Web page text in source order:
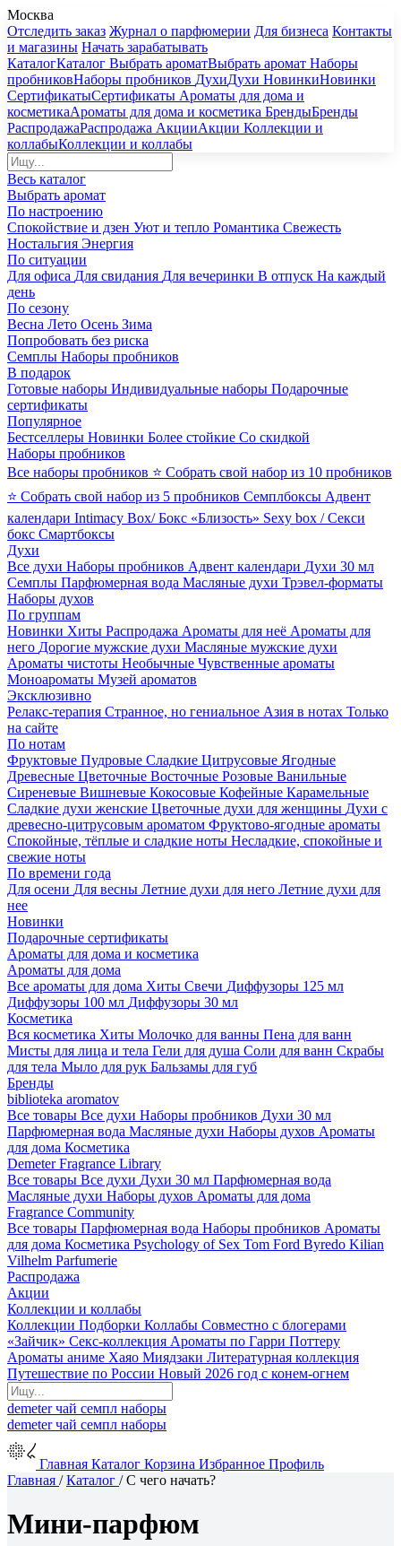
Москва
Отследить заказ Журнал о парфюмерии Для бизнеса Контакты
и магазины Начать зарабатывать
КаталогКаталог Выбрать ароматВыбрать аромат Наборы
пробниковНаборы пробников ДухиДухи НовинкиНовинки
СертификатыСертификаты Ароматы для дома и
косметикаАроматы для дома и косметика БрендыБренды
РаспродажаРаспродажа АкцииАкции Коллекции и
коллабыКоллекции и коллабы
Весь каталог
Выбрать аромат
По настроению
Спокойствие и дзен Уют и тепло Романтика Свежесть
Ностальгия Энергия
По ситуации
Для офиса Для свидания Для вечеринки В отпуск На каждый
день
По сезону
Весна Лето Осень Зима
Попробовать без риска
Семплы Наборы пробников
В подарок
Готовые наборы Индивидуальные наборы Подарочные
сертификаты
Популярное
Бестселлеры Новинки Более стойкие Со скидкой
Наборы пробников
Все наборы пробников ⭐ Собрать свой набор из 10 пробников
⭐ Собрать свой набор из 5 пробников Семплбоксы Адвент
календари Intimacy Box/ Бокс «Близость» Sexy box / Секси
бокс Смартбоксы
Духи
Все духи Наборы пробников Адвент календари Духи 30 мл
Семплы Парфюмерная вода Масляные духи Трэвел-форматы
Наборы духов
По группам
Новинки Хиты Распродажа Ароматы для неё Ароматы для
него Дорогие мужские духи Масляные мужские духи
Ароматы чистоты Необычные Чувственные ароматы
Моноароматы Музей ароматов
Эксклюзивно
Релакс-терапия Странное, но гениальное Азия в нотах Только
на сайте
По нотам
Фруктовые Пудровые Сладкие Цитрусовые Ягодные
Древесные Цветочные Восточные Розовые Ванильные
Сиреневые Вишневые Кокосовые Кофейные Карамельные
Сладкие духи женские Цветочные духи для женщины Духи с
древесно-цитрусовым ароматом Фруктово-ягодные ароматы
Спокойные, тёплые и сладкие ноты Несладкие, спокойные и
свежие ноты
По времени года
Для осени Для весны Летние духи для него Летние духи для
нее
Новинки
Подарочные сертификаты
Ароматы для дома и косметика
Ароматы для дома
Все ароматы для дома Хиты Свечи Диффузоры 125 мл
Диффузоры 100 мл Диффузоры 30 мл
Косметика
Вся косметика Хиты Молочко для ванны Пена для ванн
Мисты для лица и тела Гели для душа Соли для ванн Скрабы
для тела Мыло для рук Бальзамы для губ
Бренды
biblioteka aromatov
Все товары Все духи Наборы пробников Духи 30 мл
Парфюмерная вода Масляные духи Наборы духов Ароматы
для дома Косметика
Demeter Fragrance Library
Все товары Все духи Духи 30 мл Парфюмерная вода
Масляные духи Наборы духов Ароматы для дома
Fragrance Community
Все товары Парфюмерная вода Наборы пробников Ароматы
для дома Косметика Psychology of Sex Tom Ford Byredo Kilian
Vilhelm Parfumerie
Распродажа
Акции
Коллекции и коллабы
Коллекции Подборки Коллабы Совместно с блогерами
«Зайчик» Секс-коллекция Ароматы по Гарри Поттеру
Ароматы аниме Хаяо Миядзаки Литературная коллекция
Путешествие по России Новый 2026 год с конем-огнем
demeterчай семпл наборы
demeterчай семпл наборы
Главная Каталог Корзина Избранное Профиль
Главная /Каталог /С чего начать?
Мини-парфюм